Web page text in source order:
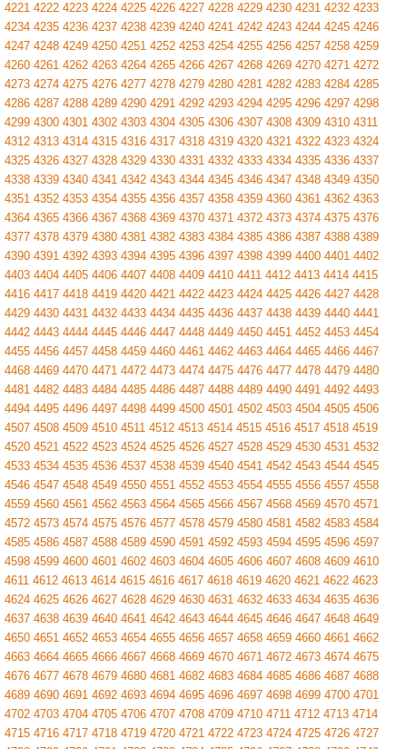
4221 4222 4223 4224 4225 4226 4227 4228 4229 4230 4231 4232 4233
4234 4235 4236 4237 4238 4239 4240 4241 4242 4243 4244 4245 4246
4247 4248 4249 4250 4251 4252 4253 4254 4255 4256 4257 4258 4259
4260 4261 4262 4263 4264 4265 4266 4267 4268 4269 4270 4271 4272
4273 4274 4275 4276 4277 4278 4279 4280 4281 4282 4283 4284 4285
4286 4287 4288 4289 4290 4291 4292 4293 4294 4295 4296 4297 4298
4299 4300 4301 4302 4303 4304 4305 4306 4307 4308 4309 4310 4311
4312 4313 4314 4315 4316 4317 4318 4319 4320 4321 4322 4323 4324
4325 4326 4327 4328 4329 4330 4331 4332 4333 4334 4335 4336 4337
4338 4339 4340 4341 4342 4343 4344 4345 4346 4347 4348 4349 4350
4351 4352 4353 4354 4355 4356 4357 4358 4359 4360 4361 4362 4363
4364 4365 4366 4367 4368 4369 4370 4371 4372 4373 4374 4375 4376
4377 4378 4379 4380 4381 4382 4383 4384 4385 4386 4387 4388 4389
4390 4391 4392 4393 4394 4395 4396 4397 4398 4399 4400 4401 4402
4403 4404 4405 4406 4407 4408 4409 4410 4411 4412 4413 4414 4415
4416 4417 4418 4419 4420 4421 4422 4423 4424 4425 4426 4427 4428
4429 4430 4431 4432 4433 4434 4435 4436 4437 4438 4439 4440 4441
4442 4443 4444 4445 4446 4447 4448 4449 4450 4451 4452 4453 4454
4455 4456 4457 4458 4459 4460 4461 4462 4463 4464 4465 4466 4467
4468 4469 4470 4471 4472 4473 4474 4475 4476 4477 4478 4479 4480
4481 4482 4483 4484 4485 4486 4487 4488 4489 4490 4491 4492 4493
4494 4495 4496 4497 4498 4499 4500 4501 4502 4503 4504 4505 4506
4507 4508 4509 4510 4511 4512 4513 4514 4515 4516 4517 4518 4519
4520 4521 4522 4523 4524 4525 4526 4527 4528 4529 4530 4531 4532
4533 4534 4535 4536 4537 4538 4539 4540 4541 4542 4543 4544 4545
4546 4547 4548 4549 4550 4551 4552 4553 4554 4555 4556 4557 4558
4559 4560 4561 4562 4563 4564 4565 4566 4567 4568 4569 4570 4571
4572 4573 4574 4575 4576 4577 4578 4579 4580 4581 4582 4583 4584
4585 4586 4587 4588 4589 4590 4591 4592 4593 4594 4595 4596 4597
4598 4599 4600 4601 4602 4603 4604 4605 4606 4607 4608 4609 4610
4611 4612 4613 4614 4615 4616 4617 4618 4619 4620 4621 4622 4623
4624 4625 4626 4627 4628 4629 4630 4631 4632 4633 4634 4635 4636
4637 4638 4639 4640 4641 4642 4643 4644 4645 4646 4647 4648 4649
4650 4651 4652 4653 4654 4655 4656 4657 4658 4659 4660 4661 4662
4663 4664 4665 4666 4667 4668 4669 4670 4671 4672 4673 4674 4675
4676 4677 4678 4679 4680 4681 4682 4683 4684 4685 4686 4687 4688
4689 4690 4691 4692 4693 4694 4695 4696 4697 4698 4699 4700 4701
4702 4703 4704 4705 4706 4707 4708 4709 4710 4711 4712 4713 4714
4715 4716 4717 4718 4719 4720 4721 4722 4723 4724 4725 4726 4727